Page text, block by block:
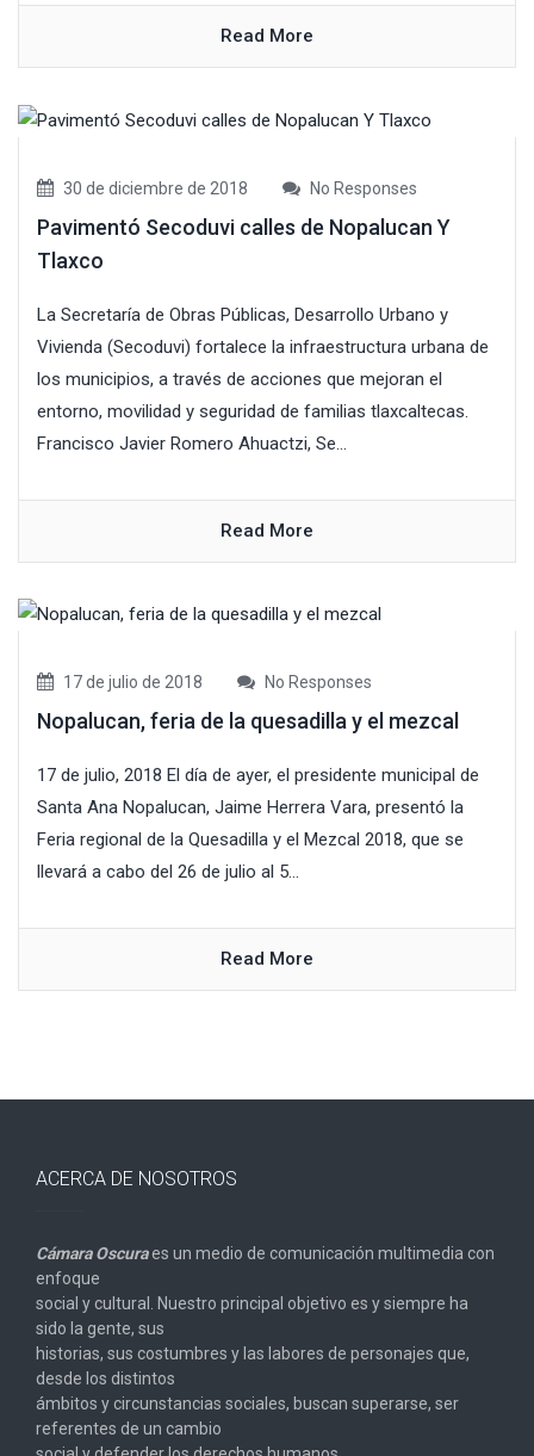
Read More
30 de diciembre de 2018 No Responses
Pavimentó Secoduvi calles de Nopalucan Y
Tlaxco
La Secretaría de Obras Públicas, Desarrollo Urbano y
Vivienda (Secoduvi) fortalece la infraestructura urbana de
los municipios, a través de acciones que mejoran el
entorno, movilidad y seguridad de familias tlaxcaltecas.
Francisco Javier Romero Ahuactzi, Se...
Read More
17 de julio de 2018 No Responses
Nopalucan, feria de la quesadilla y el mezcal
17 de julio, 2018 El día de ayer, el presidente municipal de
Santa Ana Nopalucan, Jaime Herrera Vara, presentó la
Feria regional de la Quesadilla y el Mezcal 2018, que se
llevará a cabo del 26 de julio al 5...
Read More
ACERCA DE NOSOTROS
Cámara Oscuraes un medio de comunicación multimedia con
enfoque
social y cultural. Nuestro principal objetivo es y siempre ha
sido la gente, sus
historias, sus costumbres y las labores de personajes que,
desde los distintos
ámbitos y circunstancias sociales, buscan superarse, ser
referentes de un cambio